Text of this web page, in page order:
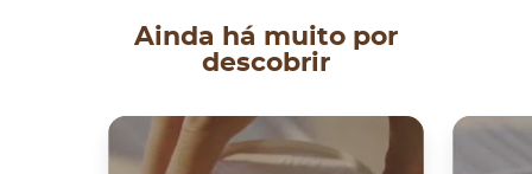
Ainda há muito por
descobrir